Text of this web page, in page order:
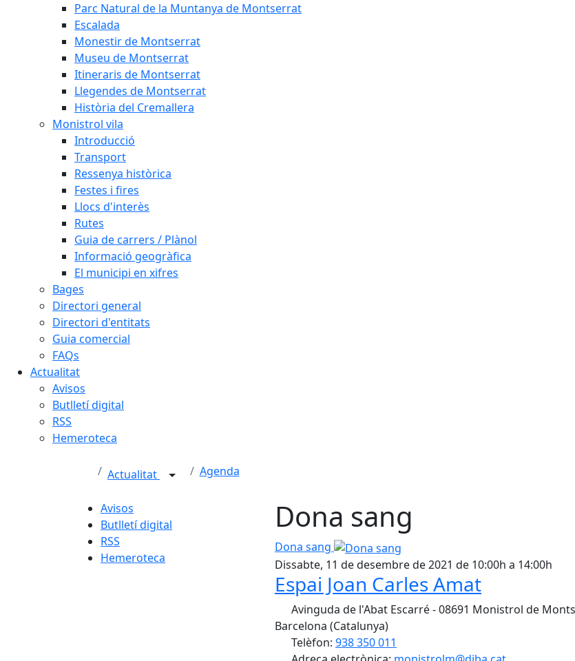
Parc Natural de la Muntanya de Montserrat
Escalada
Monestir de Montserrat
Museu de Montserrat
Itineraris de Montserrat
Llegendes de Montserrat
Història del Cremallera
Monistrol vila
Introducció
Transport
Ressenya històrica
Festes i fires
Llocs d'interès
Rutes
Guia de carrers / Plànol
Informació geogràfica
El municipi en xifres
Bages
Directori general
Directori d'entitats
Guia comercial
FAQs
Actualitat
Avisos
Butlletí digital
RSS
Hemeroteca
Actualitat Agenda
Avisos
Butlletí digital
RSS
Hemeroteca
Dona sang
Dona sang
Dissabte, 11 de desembre de 2021 de 10:00h a 14:00h
Espai Joan Carles Amat
Avinguda de l'Abat Escarré - 08691 Monistrol de
Barcelona (Catalunya)
Telèfon: 938 350 011